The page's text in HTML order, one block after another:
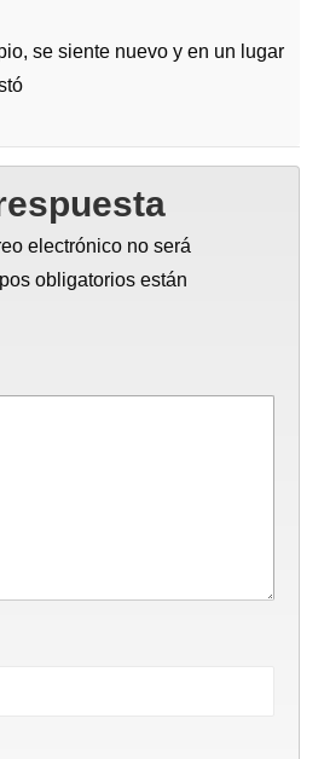
se siente nuevo y en un lugar
electrónico no será
obligatorios están